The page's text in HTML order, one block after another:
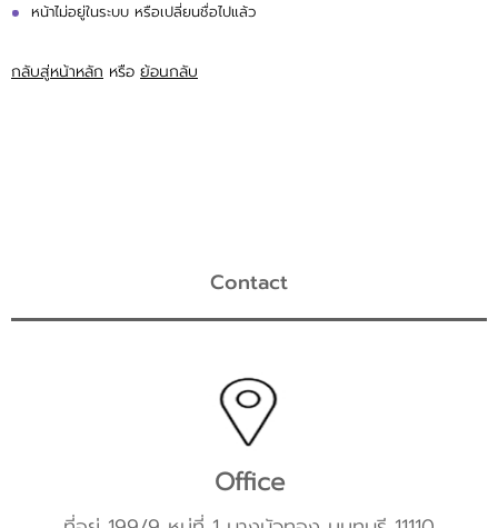
หน้าไม่อยู่ในระบบ หรือเปลี่ยนชื่อไปแล้ว
กลับสู่หน้าหลัก หรือ ย้อนกลับ
Contact
Office